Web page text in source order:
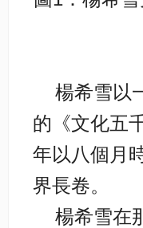
楊希雪以
的《文化五
年以八個月
界長卷。
楊希雪在